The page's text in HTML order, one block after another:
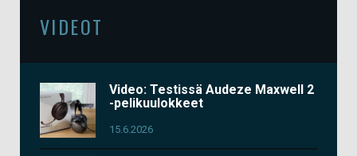
VIDEOT
Video: Testissä Audeze Maxwell 2
-pelikuulokkeet
15.6.2026